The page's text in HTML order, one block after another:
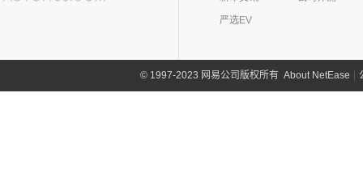
严选EV
©1997-2023 网易公司版权所有 About NetEase